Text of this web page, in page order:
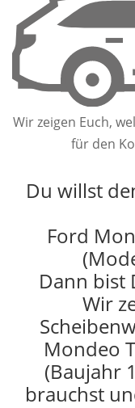
Wir zeigen Euch,
für den
Du willst
Ford
Dann bist
Wir
Mondeo
(Baujahr
brauchst